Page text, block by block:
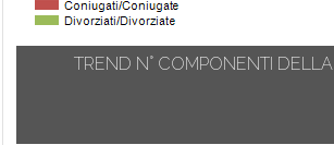
TREND N° COMPONENTI